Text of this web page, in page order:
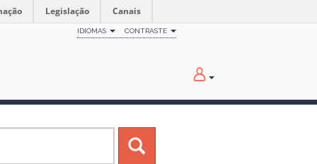
Legislação Canais
IDIOMAS CONTRASTE